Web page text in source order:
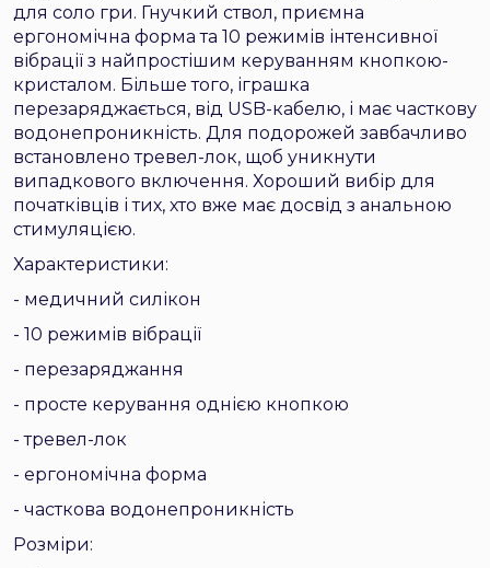
для соло гри. Гнучкий ствол, приємна
ергономічна форма та 10 режимів інтенсивної
вібрації з найпростішим керуванням кнопкою-
кристалом. Більше того, іграшка
перезаряджається, від USB-кабелю, і має часткову
водонепроникність. Для подорожей завбачливо
встановлено тревел-лок, щоб уникнути
випадкового включення. Хороший вибір для
початківців і тих, хто вже має досвід з анальною
стимуляцією.
Характеристики:
- медичний силікон
- 10 режимів вібрації
- перезаряджання
- просте керування однією кнопкою
- тревел-лок
- ергономічна форма
- часткова водонепроникність
Розміри: